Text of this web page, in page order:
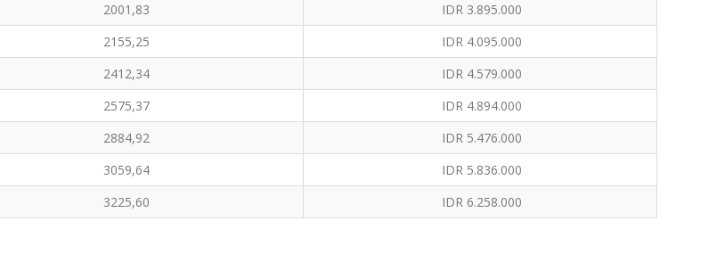
2001,83
IDR 3.895.000
2155,25
IDR 4.095.000
2412,34
IDR 4.579.000
2575,37
IDR 4.894.000
2884,92
IDR 5.476.000
3059,64
IDR 5.836.000
3225,60 IDR 6.258.000